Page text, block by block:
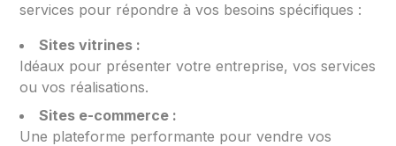
services pour répondre à vos besoins spécifiques :
Sites vitrines :
Idéaux pour présenter votre entreprise, vos services
ou vos réalisations.
Sites e-commerce :
Une plateforme performante pour vendre vos